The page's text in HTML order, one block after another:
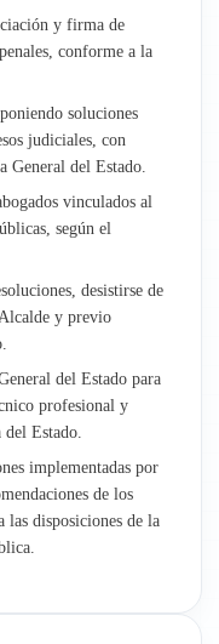
y firma de
conforme a la
soluciones
judiciales, con
General del Estado.
vinculados al
según el
desistirse de
y previo
del Estado para
profesional y
del Estado.
implementadas por
de los
disposiciones de la